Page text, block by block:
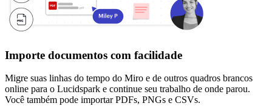
Importe documentos com facilidade
Migre suas linhas do tempo do Miro e de outros quadros brancos
online para o Lucidspark e continue seu trabalho de onde parou.
Você também pode importar PDFs, PNGs e CSVs.